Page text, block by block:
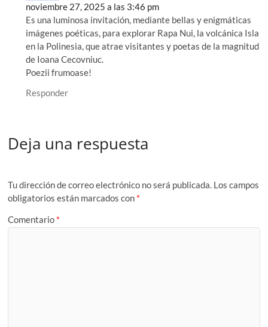
noviembre 27, 2025 a las 3:46 pm
Es una luminosa invitación, mediante bellas y enigmáticas
imágenes poéticas, para explorar Rapa Nui, la volcánica Isla
en la Polinesia, que atrae visitantes y poetas de la magnitud
de Ioana Cecovniuc.
Poezii frumoase!
Responder
Deja una respuesta
Tu dirección de correo electrónico no será publicada. Los campos
obligatorios están marcados con *
Comentario *